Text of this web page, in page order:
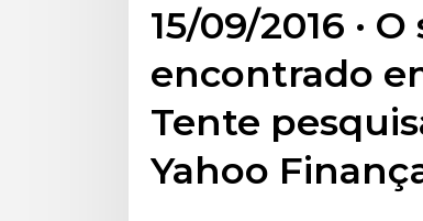
15/09/2016 ·
encontrado
Tente
Yahoo